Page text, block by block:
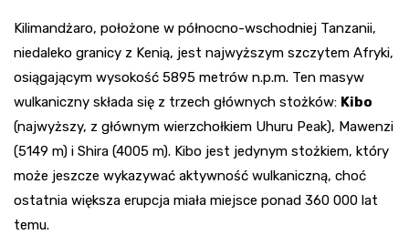
Kilimandżaro, położone w północno-wschodniej Tanzanii,
niedaleko granicy z Kenią, jest najwyższym szczytem Afryki,
osiągającym wysokość 5895 metrów n.p.m. Ten masyw
wulkaniczny składa się z trzech głównych stożków: Kibo
(najwyższy, z głównym wierzchołkiem Uhuru Peak), Mawenzi
(5149 m) i Shira (4005 m). Kibo jest jedynym stożkiem, który
może jeszcze wykazywać aktywność wulkaniczną, choć
ostatnia większa erupcja miała miejsce ponad 360 000 lat
temu.